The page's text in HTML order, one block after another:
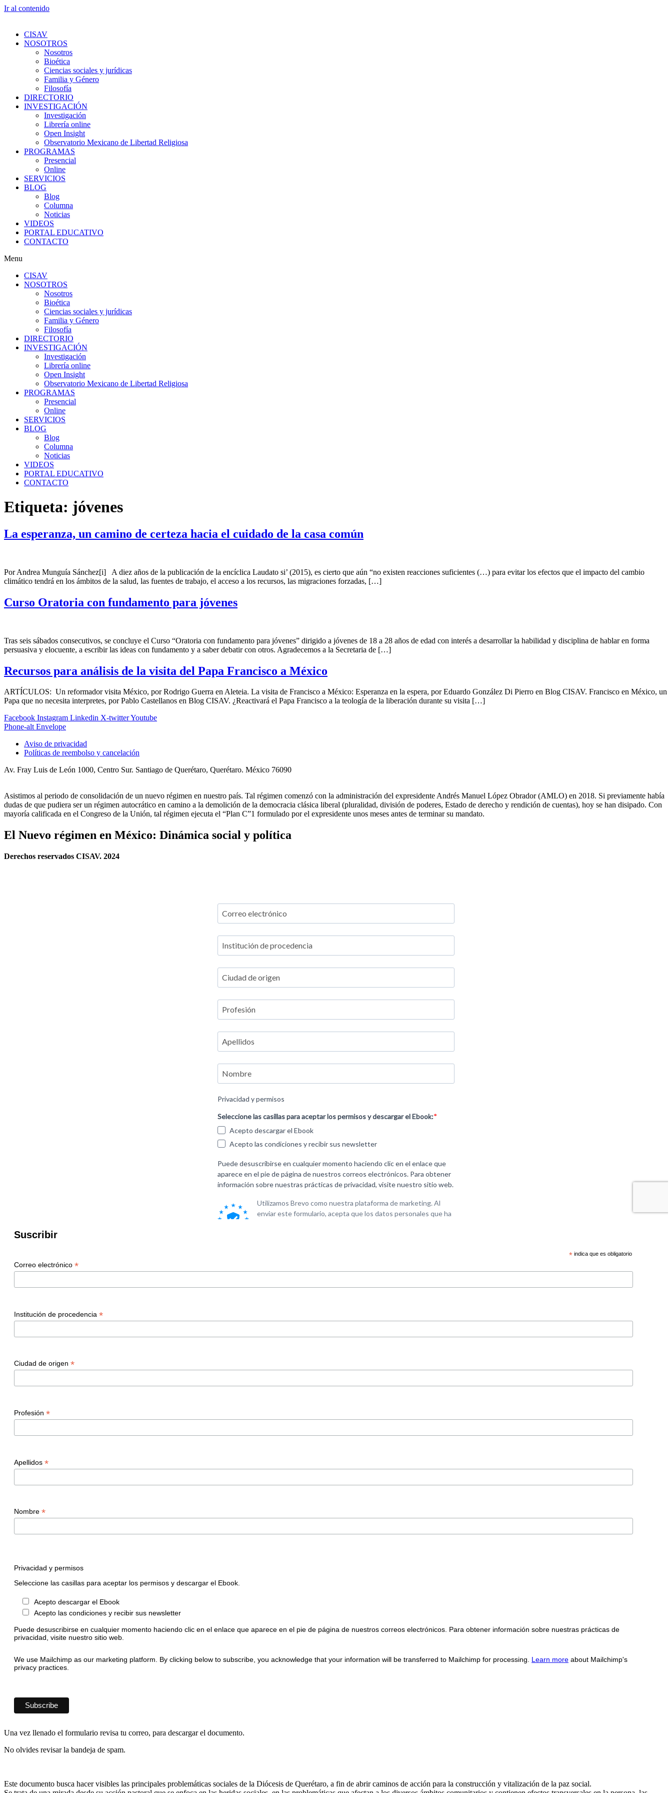
Ir al contenido
CISAV
NOSOTROS
Nosotros
Bioética
Ciencias sociales y jurídicas
Familia y Género
Filosofía
DIRECTORIO
INVESTIGACIÓN
Investigación
Librería online
Open Insight
Observatorio Mexicano de Libertad Religiosa
PROGRAMAS
Presencial
Online
SERVICIOS
BLOG
Blog
Columna
Noticias
VIDEOS
PORTAL EDUCATIVO
CONTACTO
Menu
CISAV
NOSOTROS
Nosotros
Bioética
Ciencias sociales y jurídicas
Familia y Género
Filosofía
DIRECTORIO
INVESTIGACIÓN
Investigación
Librería online
Open Insight
Observatorio Mexicano de Libertad Religiosa
PROGRAMAS
Presencial
Online
SERVICIOS
BLOG
Blog
Columna
Noticias
VIDEOS
PORTAL EDUCATIVO
CONTACTO
Etiqueta: jóvenes
La esperanza, un camino de certeza hacia el cuidado de la casa común
Por Andrea Munguía Sánchez[i] A diez años de la publicación de la encíclica Laudato si’ (2015), es cierto que aún “no existen reacciones suficientes (…) para evitar los efectos que el impacto del cambio
climático tendrá en los ámbitos de la salud, las fuentes de trabajo, el acceso a los recursos, las migraciones forzadas, […]
Curso Oratoria con fundamento para jóvenes
Tras seis sábados consecutivos, se concluye el Curso “Oratoria con fundamento para jóvenes” dirigido a jóvenes de 18 a 28 años de edad con interés a desarrollar la habilidad y disciplina de hablar en forma
persuasiva y elocuente, a escribir las ideas con fundamento y a saber debatir con otros. Agradecemos a la Secretaria de […]
Recursos para análisis de la visita del Papa Francisco a México
ARTÍCULOS: Un reformador visita México, por Rodrigo Guerra en Aleteia. La visita de Francisco a México: Esperanza en la espera, por Eduardo González Di Pierro en Blog CISAV. Francisco en México, un
Papa que no necesita interpretes, por Pablo Castellanos en Blog CISAV. ¿Reactivará el Papa Francisco a la teología de la liberación durante su visita […]
Facebook Instagram Linkedin X-twitterYoutube
Phone-alt Envelope
Aviso de privacidad
Políticas de reembolso y cancelación
Av. Fray Luis de León 1000, Centro Sur. Santiago de Querétaro, Querétaro. México 76090
Asistimos al periodo de consolidación de un nuevo régimen en nuestro país. Tal régimen comenzó con la administración del expresidente Andrés Manuel López Obrador (AMLO) en 2018. Si previamente había
dudas de que pudiera ser un régimen autocrático en camino a la demolición de la democracia clásica liberal (pluralidad, división de poderes, Estado de derecho y rendición de cuentas), hoy se han disipado. Con
mayoría calificada en el Congreso de la Unión, tal régimen ejecuta el “Plan C”1 formulado por el expresidente unos meses antes de terminar su mandato.
El Nuevo régimen en México: Dinámica social y política
Derechos reservados CISAV. 2024
Suscribir
* indica que es obligatorio
Correo electrónico *
Institución de procedencia *
Ciudad de origen *
Profesión *
Apellidos *
Nombre *
Privacidad y permisos
Seleccione las casillas para aceptar los permisos y descargar el Ebook.
Acepto descargar el Ebook
Acepto las condiciones y recibir sus newsletter
Puede desuscribirse en cualquier momento haciendo clic en el enlace que aparece en el pie de página de nuestros correos electrónicos. Para obtener información sobre nuestras prácticas de
privacidad, visite nuestro sitio web.
We use Mailchimp as our marketing platform. By clicking below to subscribe, you acknowledge that your information will be transferred to Mailchimp for processing. Learn more about Mailchimp's
privacy practices.
Una vez llenado el formulario revisa tu correo, para descargar el documento.
No olvides revisar la bandeja de spam.
Este documento busca hacer visibles las principales problemáticas sociales de la Diócesis de Querétaro, a fin de abrir caminos de acción para la construcción y vitalización de la paz social.